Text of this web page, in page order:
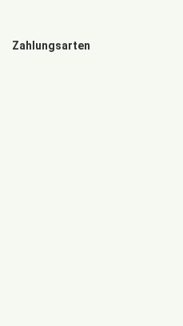
Zahlungsarten